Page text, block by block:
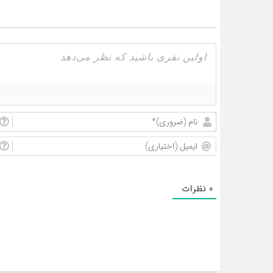
0 نظرات